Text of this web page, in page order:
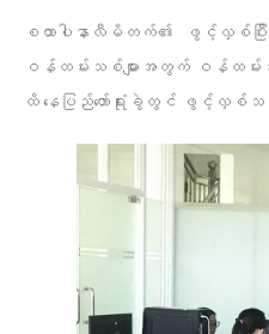
စထာပါနာလီမိတက်၏ ဖွင့်လှစ်ပြီးသ
ဝန်ထမ်းသစ်များအတွက် ဝန်ထ
ထိ နေပြည်တော်ရုံးခွဲတွင် ဖွင့်လှစ်သင်ကြ